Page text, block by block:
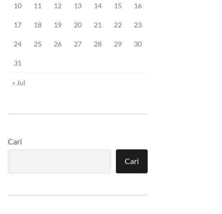
10 11 12 13 14 15 16
17 18 19 20 21 22 23
24 25 26 27 28 29 30
31
« Jul
Cari
Cari